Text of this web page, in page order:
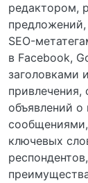
редактором,
SEO-
в Facebook,
заголовками
привлечения,
объявлений
ключевых